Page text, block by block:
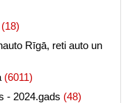
(18)
Rīgā, reti auto un
(6011)
- 2024.gads (48)